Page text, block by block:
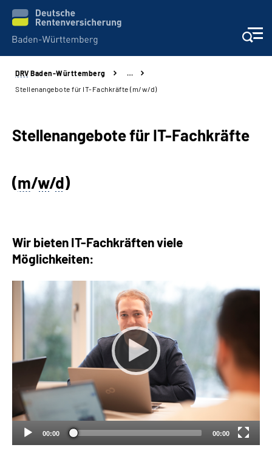
Beratung und Kontakt
Online-Services
Karriere
Über uns
Inhalte in Gebärdensprache (DGS)
Leichte Sprache
Suche
Mein Kundenportal
DRV Baden-Württemberg
…
Stellenangebote für IT-Fachkräfte (m/w/d)
Stellenangebote fürIT-Fachkräfte
(m/w/d)
Wir bieten IT-Fachkräften viele
Möglichkeiten:
00:00 00:00